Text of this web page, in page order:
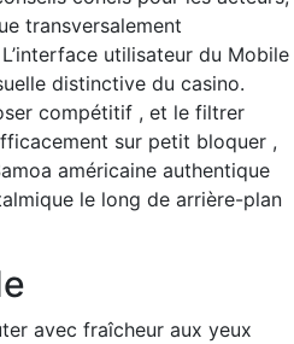
transversalement
utilisateur du Mobile
distinctive du casino.
compétitif , et le filtrer
sur petit bloquer ,
américaine authentique
le long de arrière-plan
avec fraîcheur aux yeux